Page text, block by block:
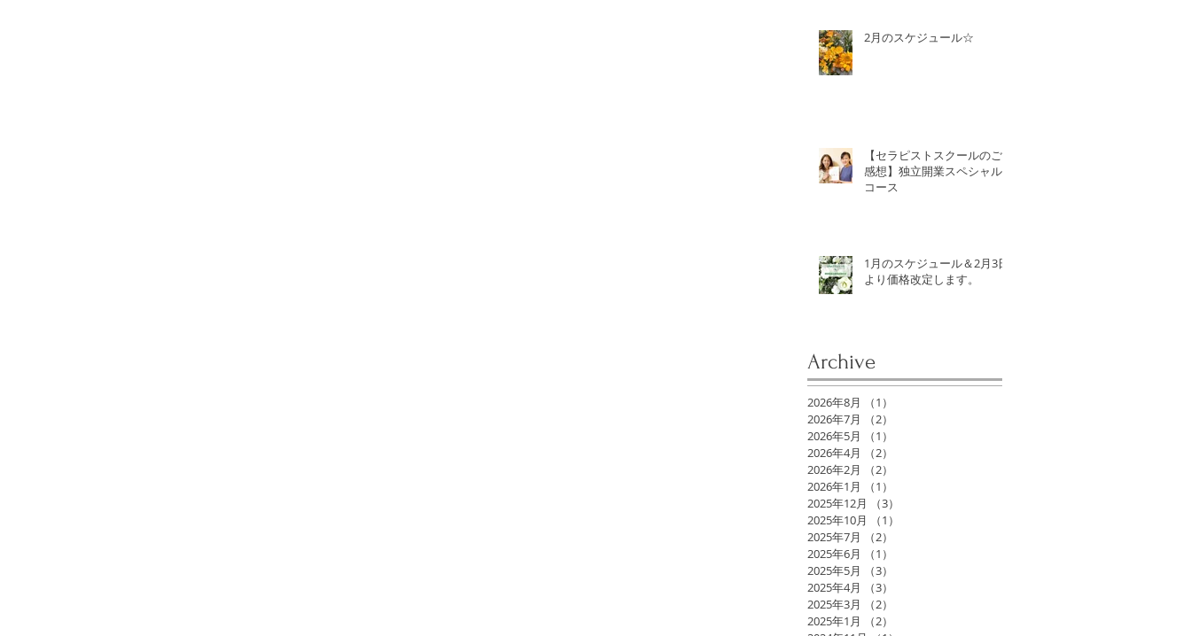
2月のスケジュール☆
【セラピストスクールのご
感想】独立開業スペシャル
コース
1月のスケジュール＆2月3日
より価格改定します。
Archive
2026年8月 （1）
2026年7月
（2）
2026年5月
（1）
2026年4月
（2）
2026年2月
（2）
2026年1月
（1）
2025年12月
（3）
2025年10月
（1）
2025年7月
（2）
2025年6月
（1）
2025年5月
（3）
2025年4月
（3）
2025年3月
（2）
2025年1月
（2）